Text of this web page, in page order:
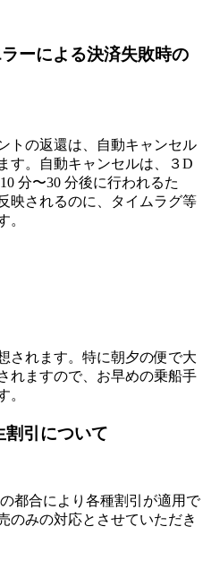
ーによる決済失敗時の
トの返還は、自動キャンセル
す。自動キャンセルは、３D
分〜30 分後に行われるた
映されるのに、タイムラグ等
。
されます。特に朝夕の便で大
れますので、お早めの乗船手
。
割引について
都合により各種割引が適用で
のみの対応とさせていただき